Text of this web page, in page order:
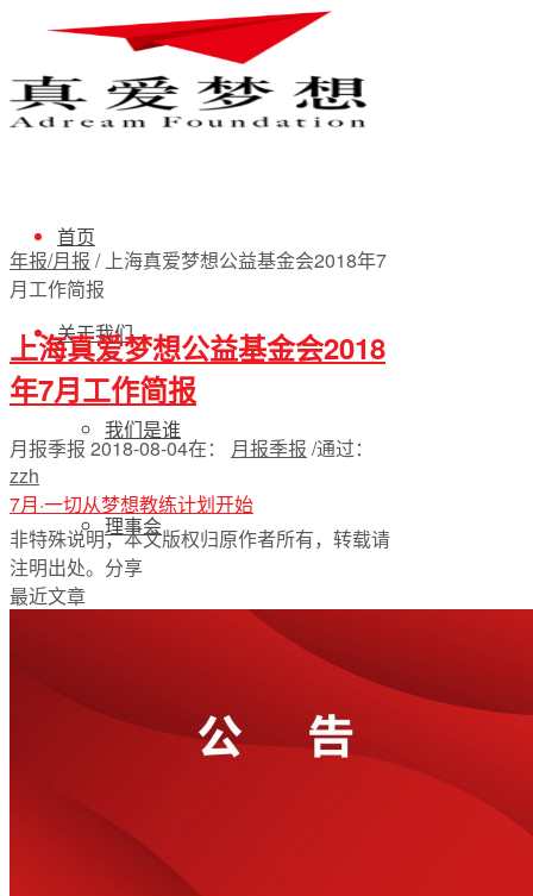
首页
关于我们
我们是谁
理事会
加入我们
公开荣誉
年报/月报 / 上海真爱梦想公益基金会2018年7
月工作简报
上海真爱梦想公益基金会2018
年7月工作简报
月报季报 2018-08-04在： 月报季报 /通过：
zzh
7月·一切从梦想教练计划开始
非特殊说明，本文版权归原作者所有，转载请
注明出处。 分享
最近文章